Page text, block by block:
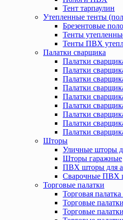
Тент тарпаулин
Утепленные тенты
Брезентовые
Тенты
Тенты ПВХ
Палатки сварщика
Палатки
Палатки
Палатки
Палатки
Палатки
Палатки
Палатки
Палатки
Палатки
Шторы
Уличные шторы
Шторы гаражные
ПВХ шторы для
Сварочные ПВХ
Торговые палатки
Торговая
Торговые
Торговые